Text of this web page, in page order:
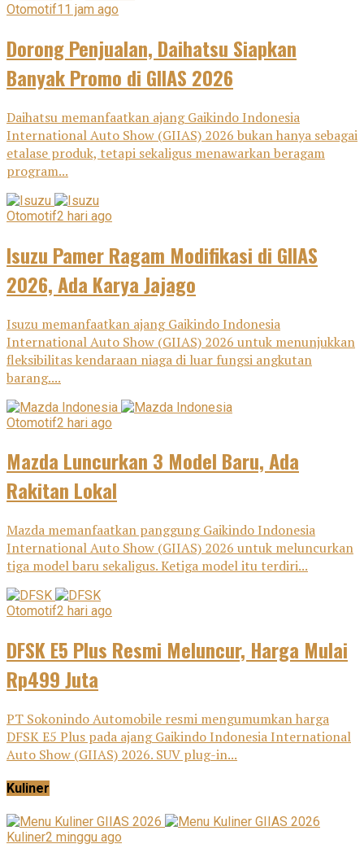
Otomotif11 jam ago
Dorong Penjualan, Daihatsu Siapkan
Banyak Promo di GIIAS 2026
Daihatsu memanfaatkan ajang Gaikindo Indonesia
International Auto Show (GIIAS) 2026 bukan hanya sebagai
etalase produk, tetapi sekaligus menawarkan beragam
program...
Otomotif2 hari ago
Isuzu Pamer Ragam Modifikasi di GIIAS
2026, Ada Karya Jajago
Isuzu memanfaatkan ajang Gaikindo Indonesia
International Auto Show (GIIAS) 2026 untuk menunjukkan
fleksibilitas kendaraan niaga di luar fungsi angkutan
barang....
Otomotif2 hari ago
Mazda Luncurkan 3 Model Baru, Ada
Rakitan Lokal
Mazda memanfaatkan panggung Gaikindo Indonesia
International Auto Show (GIIAS) 2026 untuk meluncurkan
tiga model baru sekaligus. Ketiga model itu terdiri...
Otomotif2 hari ago
DFSK E5 Plus Resmi Meluncur, Harga Mulai
Rp499 Juta
PT Sokonindo Automobile resmi mengumumkan harga
DFSK E5 Plus pada ajang Gaikindo Indonesia International
Auto Show (GIIAS) 2026. SUV plug-in...
Kuliner
Kuliner2 minggu ago